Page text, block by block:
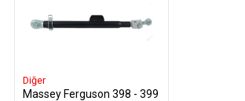
Diğer
Massey Ferguson 398 - 399